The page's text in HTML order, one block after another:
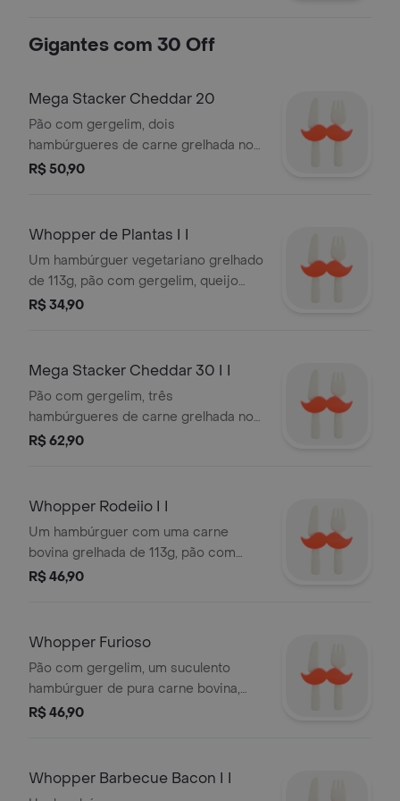
baconese e 4 fatias de queijo sabor
escolha perfeita para os amantes de
bacon!
Gigantes com 30 Off
Mega Stacker Cheddar 20
Pão com gergelim, dois
hambúrgueres de carne grelhada no
fogo como churrasco, bacon, molho
cuidadosamente armazenados e
preparados para você se deliciar
com um sanduíche fresquinho e de
alta qualidade. Imagem meramente
ilustrativa.
R$ 50,90
Whopper de Plantas I I
Um hambúrguer vegetariano grelhado
de 113g, pão com gergelim, queijo
derretido, picles, salada fresca
R$ 34,90
Mega Stacker Cheddar 30 I I
Pão com gergelim, três
hambúrgueres de carne grelhada no
fogo como churrasco, bacon, molho
cuidadosamente armazenados e
preparados para você se deliciar
com um sanduíche fresquinho e de
alta qualidade. Imagem meramente
ilustrativa.
R$ 62,90
Whopper Rodeiio I I
Um hambúrguer com uma carne
bovina grelhada de 113g, pão com
gergelim, queijo derretido, molho
R$ 46,90
Whopper Furioso
Pão com gergelim, um suculento
hambúrguer de pura carne bovina,
queijo, bacon, alface, tomate,
um delicioso molho furioso. Todos
esses ingredientes são
R$ 46,90
Whopper Barbecue Bacon I I